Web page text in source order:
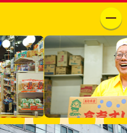
お知らせ
チラシ一覧
グッズ一覧